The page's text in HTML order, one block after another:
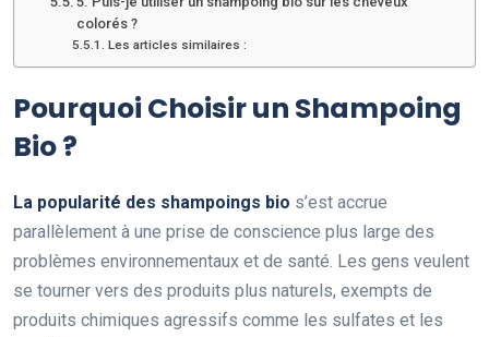
colorés ?
Les articles similaires :
Pourquoi Choisir un Shampoing
Bio ?
La popularité des shampoings bio s’est accrue
parallèlement à une prise de conscience plus large des
problèmes environnementaux et de santé. Les gens veulent
se tourner vers des produits plus naturels, exempts de
produits chimiques agressifs comme les sulfates et les